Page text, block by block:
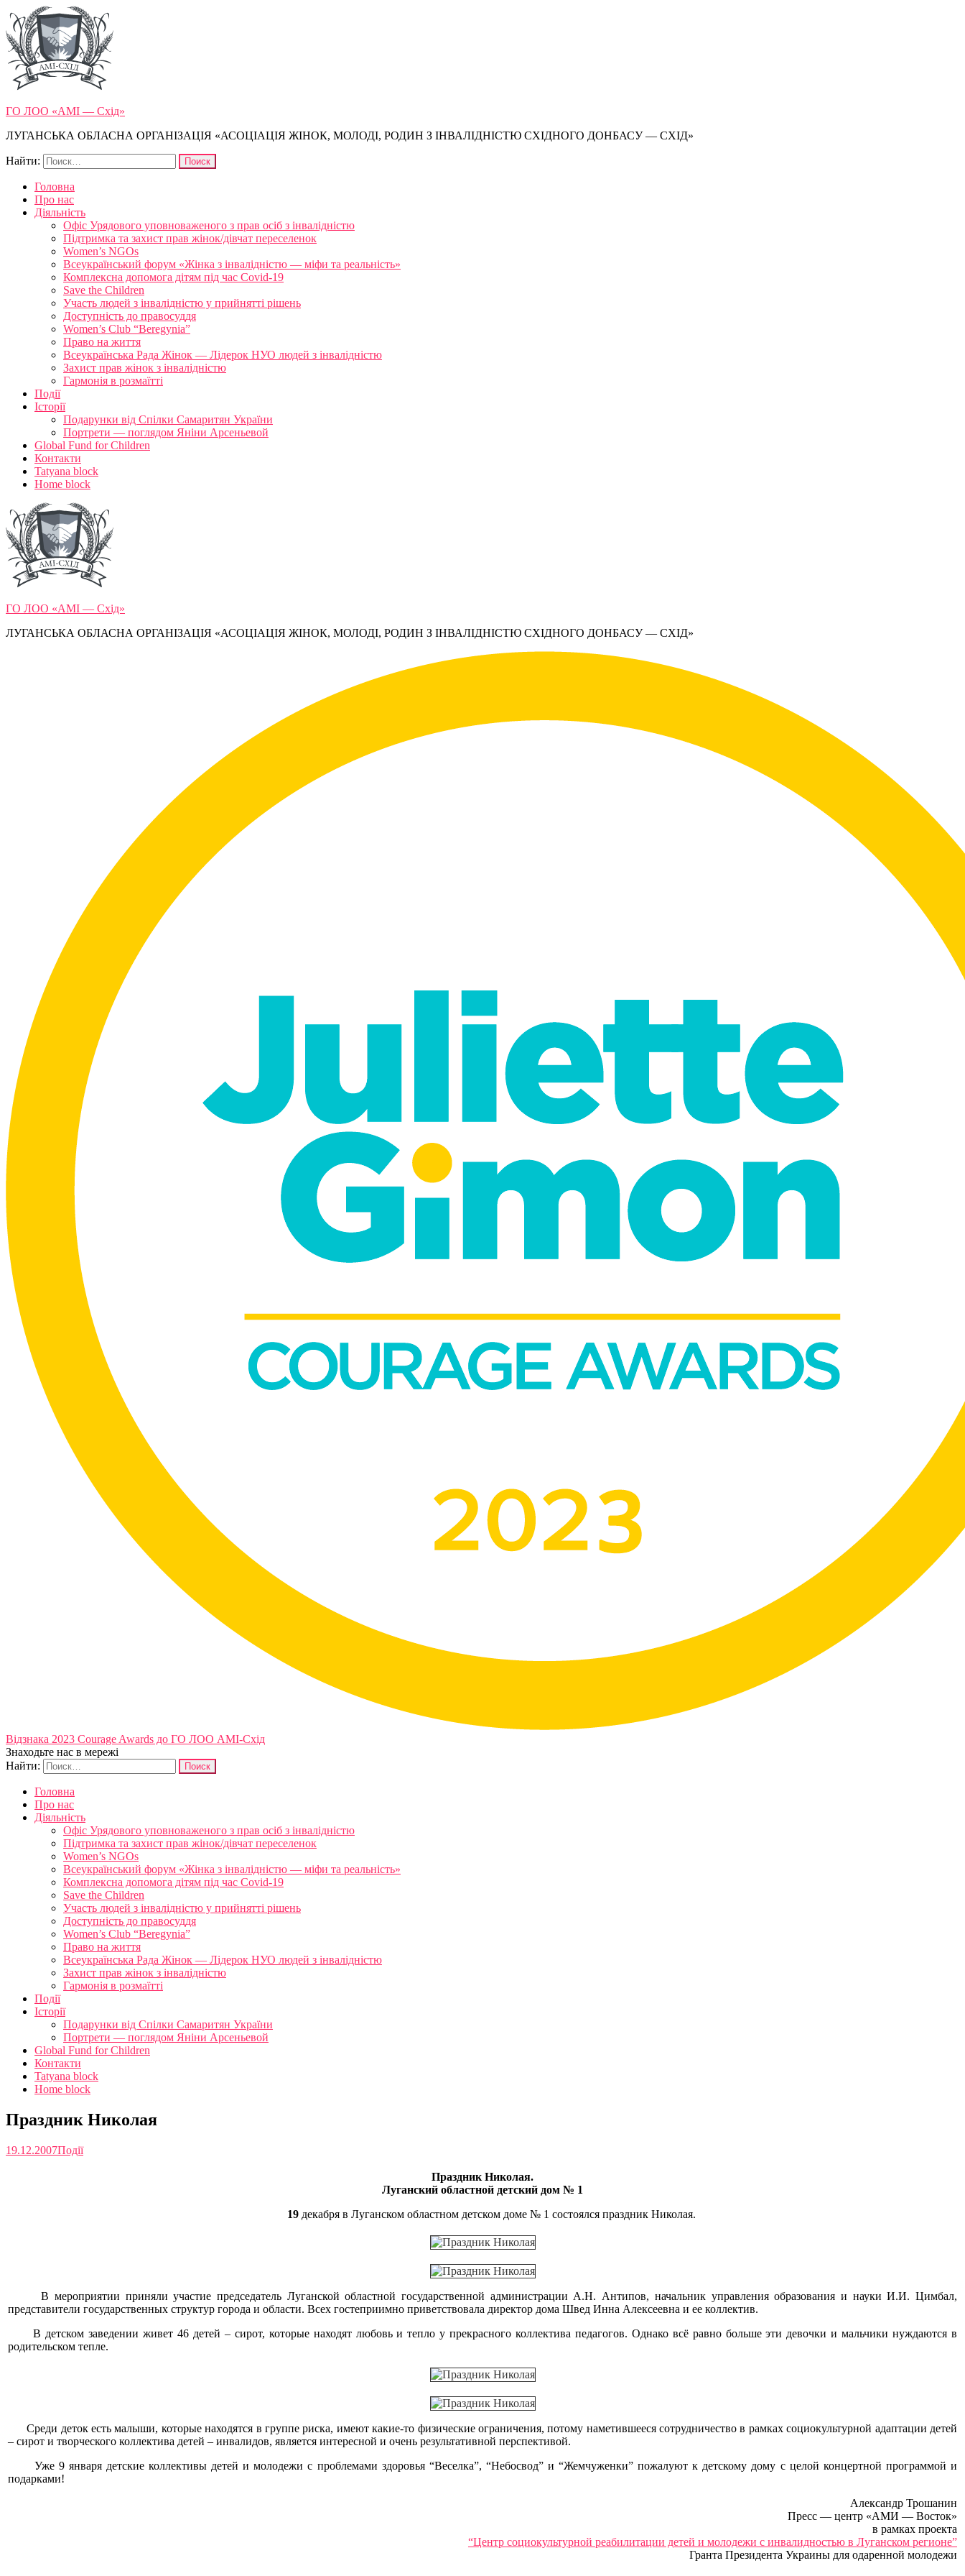
ГО ЛОО «АМІ — Схід»
ЛУГАНСЬКА ОБЛАСНА ОРГАНІЗАЦІЯ «АСОЦІАЦІЯ ЖІНОК, МОЛОДІ, РОДИН З ІНВАЛІДНІСТЮ СХІДНОГО ДОНБАСУ — СХІД»
Найти:
Головна
Про нас
Діяльність
Офіс Урядового уповноваженого з прав осіб з інвалідністю
Підтримка та захист прав жінок/дівчат переселенок
Women’s NGOs
Всеукраїнський форум «Жінка з інвалідністю — міфи та реальність»
Комплексна допомога дітям під час Covid-19
Save the Children
Участь людей з інвалідністю у прийнятті рішень
Доступність до правосуддя
Women’s Club “Beregynia”
Право на життя
Всеукраїнська Рада Жінок — Лідерок НУО людей з інвалідністю
Захист прав жінок з інвалідністю
Гармонія в розмаїтті
Події
Історії
Подарунки від Спілки Самаритян України
Портрети — поглядом Яніни Арсеньевой
Global Fund for Children
Контакти
Tatyana block
Home block
ГО ЛОО «АМІ — Схід»
ЛУГАНСЬКА ОБЛАСНА ОРГАНІЗАЦІЯ «АСОЦІАЦІЯ ЖІНОК, МОЛОДІ, РОДИН З ІНВАЛІДНІСТЮ СХІДНОГО ДОНБАСУ — СХІД»
Відзнака 2023 Courage Awards до ГО ЛОО АМІ-Схід
Знаходьте нас в мережі
Найти:
Головна
Про нас
Діяльність
Офіс Урядового уповноваженого з прав осіб з інвалідністю
Підтримка та захист прав жінок/дівчат переселенок
Women’s NGOs
Всеукраїнський форум «Жінка з інвалідністю — міфи та реальність»
Комплексна допомога дітям під час Covid-19
Save the Children
Участь людей з інвалідністю у прийнятті рішень
Доступність до правосуддя
Women’s Club “Beregynia”
Право на життя
Всеукраїнська Рада Жінок — Лідерок НУО людей з інвалідністю
Захист прав жінок з інвалідністю
Гармонія в розмаїтті
Події
Історії
Подарунки від Спілки Самаритян України
Портрети — поглядом Яніни Арсеньевой
Global Fund for Children
Контакти
Tatyana block
Home block
Праздник Николая
19.12.2007Події
Праздник Николая.
Луганский областной детский дом № 1
19декабря в Луганском областном детском доме № 1 состоялся праздник Николая.
В мероприятии приняли участие председатель Луганской областной государственной администрации А.Н. Антипов, начальник управления образования и науки И.И. Цимбал,
представители государственных структур города и области. Всех гостеприимно приветствовала директор дома Швед Инна Алексеевна и ее коллектив.
В детском заведении живет 46 детей – сирот, которые находят любовь и тепло у прекрасного коллектива педагогов. Однако всё равно больше эти девочки и мальчики нуждаются в
родительском тепле.
Среди деток есть малыши, которые находятся в группе риска, имеют какие-то физические ограничения, потому наметившееся сотрудничество в рамках социокультурной адаптации детей
– сирот и творческого коллектива детей – инвалидов, является интересной и очень результативной перспективой.
Уже 9 января детские коллективы детей и молодежи с проблемами здоровья “Веселка”, “Небосвод” и “Жемчуженки” пожалуют к детскому дому с целой концертной программой и
подарками!
Александр Трошанин
Пресс — центр «АМИ — Восток»
в рамках проекта
“Центр социокультурной реабилитации детей и молодежи с инвалидностью в Луганском регионе”
Гранта Президента Украины для одаренной молодежи